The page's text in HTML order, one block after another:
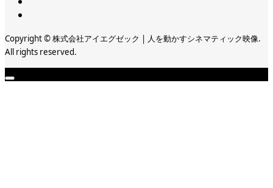
Copyright © 株式会社アイエグゼック | 人を動かすシネマティック映像.
All rights reserved.